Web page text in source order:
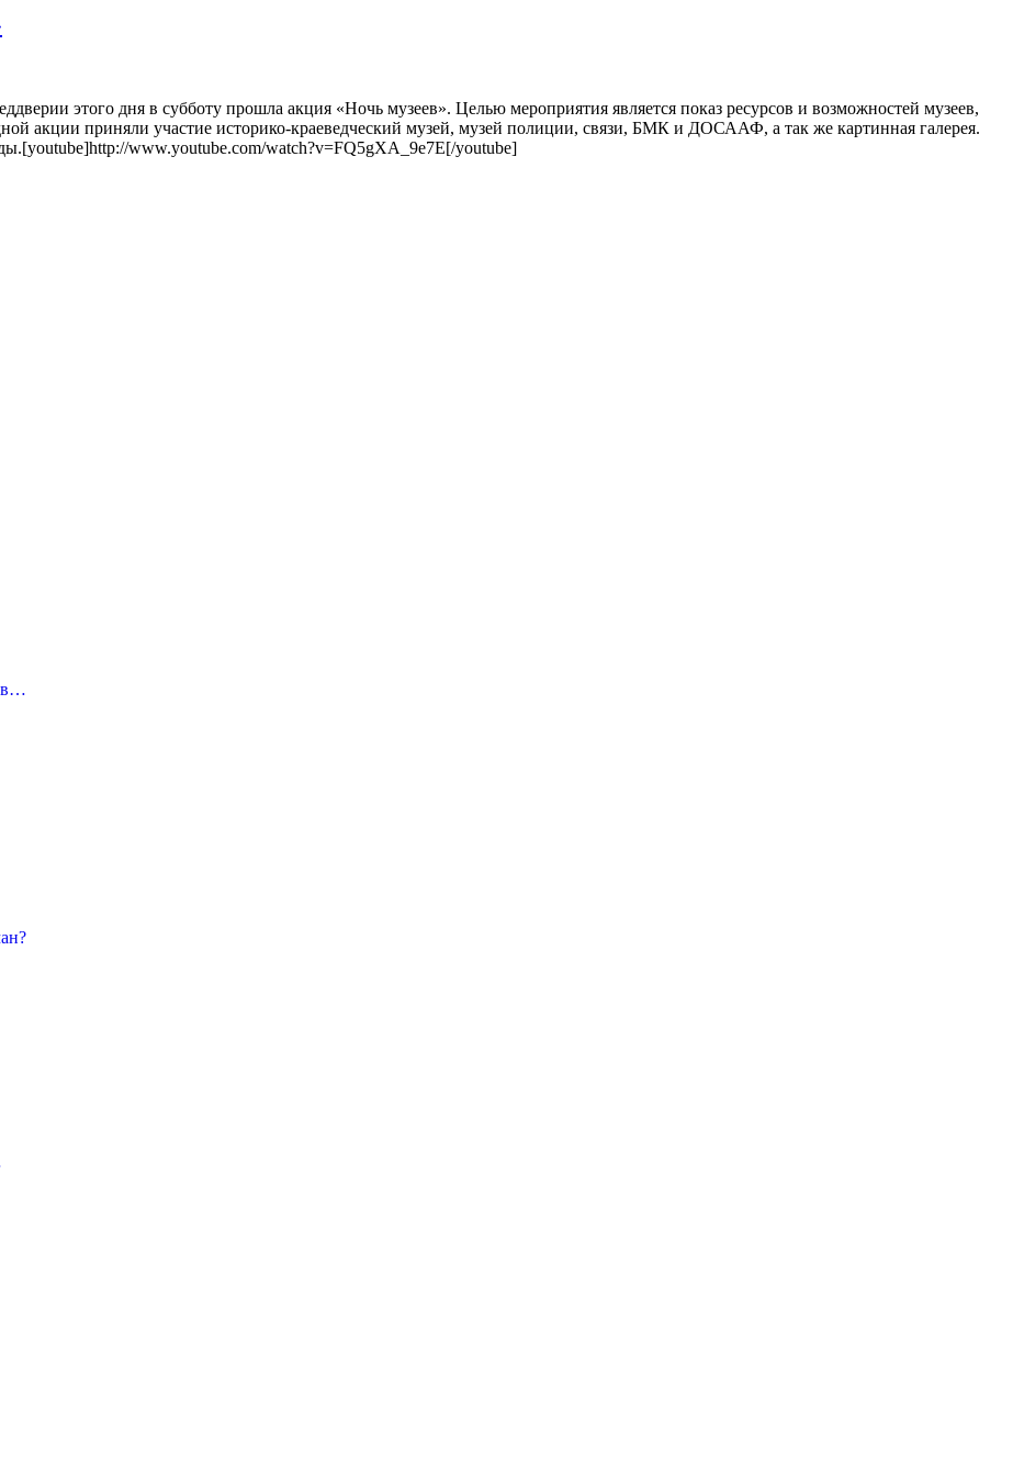
этого дня в субботу прошла акция «Ночь музеев». Целью мероприятия является показ ресурсов и возможностей музеев,
акции приняли участие историко-краеведческий музей, музей полиции, связи, БМК и ДОСААФ, а так же картинная галерея.
www.youtube.com/watch?v=FQ5gXA_9e7E[/youtube]
в…